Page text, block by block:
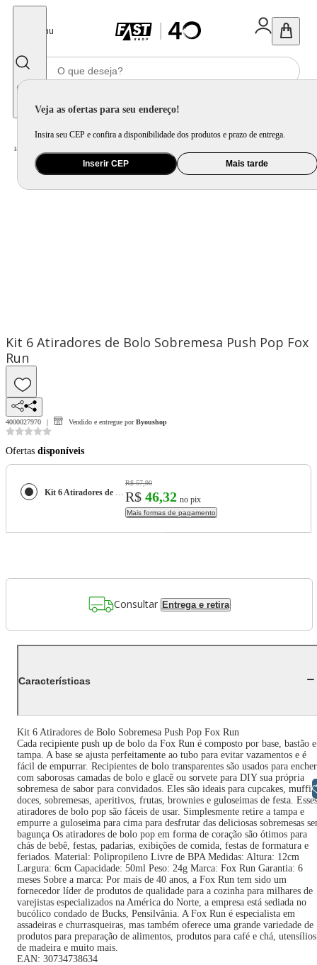
Menu
Veja as ofertas para seu endereço!
Insira seu CEP e confira a disponibilidade dos produtos e prazo de entrega.
Inserir CEP Mais tarde
Home
Kit 6 Atiradores de Bolo Sobremesa Push Pop Fox
Run
4000027970 Vendido e entregue por Byoushop
Ofertas disponíveis
Kit 6 Atiradores de Bolo Sobremesa Push Pop Fox Run
R$ 57,90
R$ 46,32 no pix
Mais formas de pagamento
Consultar Entrega e retira
Características
Kit 6 Atiradores de Bolo Sobremesa Push Pop Fox Run
Cada recipiente push up de bolo da Fox Run é composto por base, bastão e
tampa. A base se ajusta perfeitamente ao tubo para evitar vazamentos e é
fácil de empurrar. Recipientes de bolo transparentes são usados ​​para encher
com saborosas camadas de bolo e glacê ou sorvete para DIY sua própria
sobremesa de sabor para convidados. Eles são ideais para cupcakes,
doces, sobremesas, aperitivos, frutas, brownies e guloseimas de festa. Esses
atiradores de bolo pop são fáceis de usar. Simplesmente retire a tampa e
empurre a guloseima para cima para desfrutar das deliciosas sobremesas
bagunça Os atiradores de bolo pop em forma de coração são ótimos para
chás de bebê, festas, padarias, exibições de comida, festas de formatura e
feriados. Material: Polipropileno Livre de BPA Medidas: Altura: 12cm
Largura: 6cm Capacidade: 50ml Peso: 24g Marca: Fox Run Garantia: 6
meses Sobre a marca: Por mais de 40 anos, a Fox Run tem sido um
fornecedor líder de produtos de qualidade para a cozinha para milhares de
varejistas especializados na América do Norte, a empresa está sediada no
bucólico condado de Bucks, Pensilvânia. A Fox Run é especialista em
assadeiras e churrasqueiras, mas também oferece uma grande variedade de
produtos para preparação de alimentos, produtos para café e chá, utensílios
de madeira e muito mais.
EAN: 30734738634
Libras